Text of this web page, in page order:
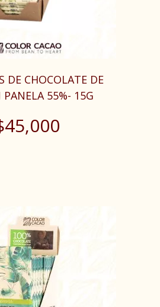
DE CHOCOLATE DE
PANELA 55%- 15G
45,000